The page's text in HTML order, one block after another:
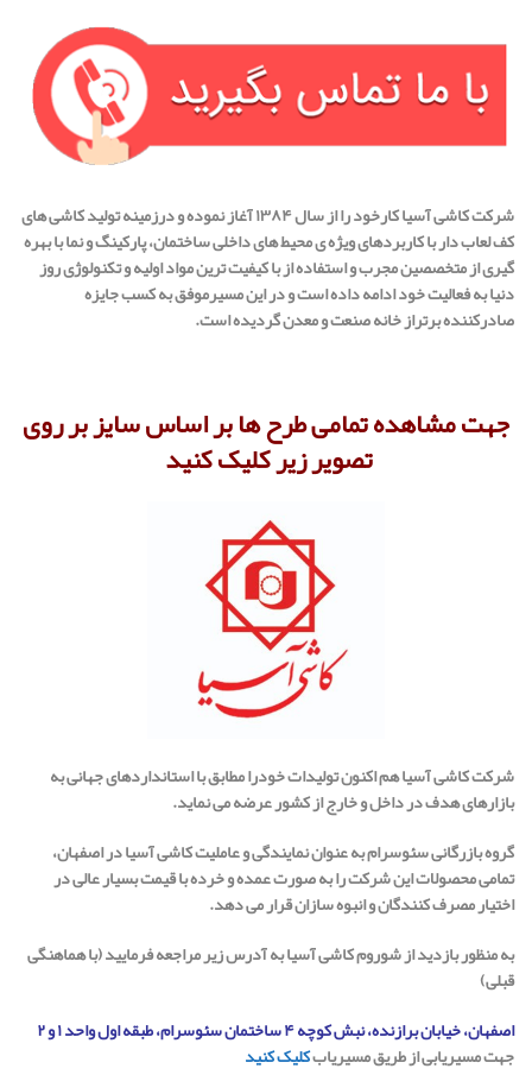
شرکت کاشی آسیا کارخود را از سال ۱۳۸۴ آغاز نموده و درزمینه تولید کاشی های
کف لعاب دار با کاربردهای ویژه ی محیط های داخلی ساختمان، پارکینگ و نما با بهره
گیری از متخصصین مجرب و استفاده از با کیفیت ترین مواد اولیه و تکنولوژی روز
دنیا به فعالیت خود ادامه داده است و در این مسیرموفق به کسب جایزه
صادرکننده برتراز خانه صنعت و معدن گردیده است.
جهت مشاهده تمامی طرح ها بر اساس سایز بر روی
تصویر زیر کلیک کنید
شرکت کاشی آسیا هم اکنون تولیدات خودرا مطابق با استانداردهای جهانی به
بازارهای هدف در داخل و خارج از کشور عرضه می نماید.
گروه بازرگانی سئوسرام به عنوان نمایندگی و عاملیت کاشی آسیا در اصفهان،
تمامی محصولات این شرکت را به صورت عمده و خرده با قیمت بسیار عالی در
اختیار مصرف کنندگان و انبوه سازان قرار می دهد.
به منظور بازدید از شوروم کاشی آسیا به آدرس زیر مراجعه فرمایید (با هماهنگی
قبلی)
اصفهان، خیابان برازنده، نبش کوچه ۴ ساختمان سئوسرام، طبقه اول واحد ۱ و ۲
جهت مسیریابی از طریق مسیریابکلیک کنید